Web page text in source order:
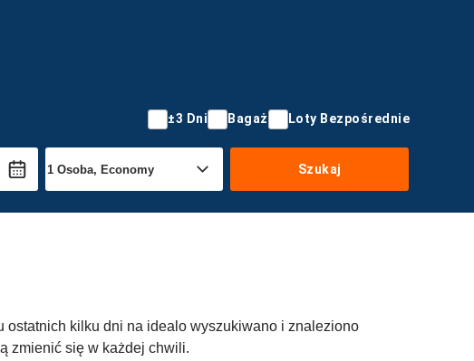
±3 Dni Bagaż Loty Bezpośrednie
Szukaj
ostatnich kilku dni na idealo wyszukiwano i znaleziono
zmienić się w każdej chwili.